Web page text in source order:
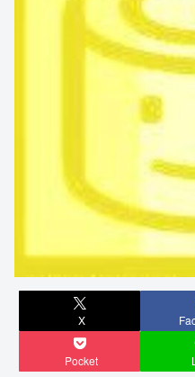
X
Pocket